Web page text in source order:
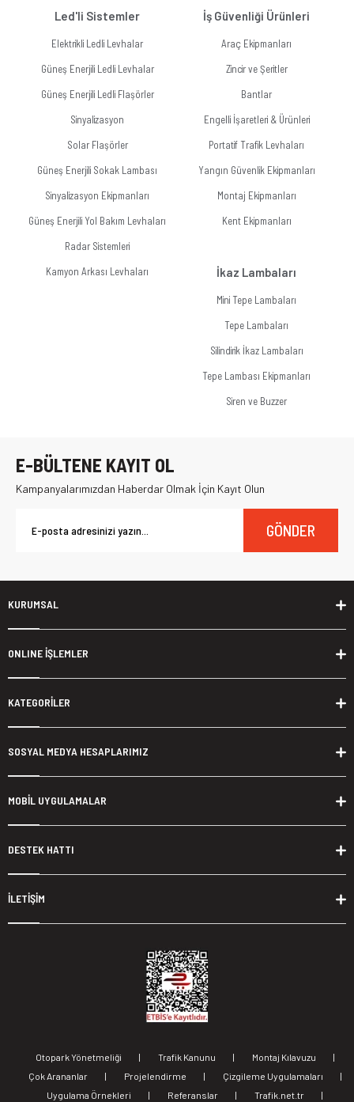
Led'li Sistemler
Elektrikli Ledli Levhalar
Güneş Enerjili Ledli Levhalar
Güneş Enerjili Ledli Flaşörler
Sinyalizasyon
Solar Flaşörler
Güneş Enerjili Sokak Lambası
Sinyalizasyon Ekipmanları
Güneş Enerjili Yol Bakım Levhaları
Radar Sistemleri
Kamyon Arkası Levhaları
İş Güvenliği Ürünleri
Araç Ekipmanları
Zincir ve Şeritler
Bantlar
Engelli İşaretleri & Ürünleri
Portatif Trafik Levhaları
Yangın Güvenlik Ekipmanları
Montaj Ekipmanları
Kent Ekipmanları
İkaz Lambaları
Mini Tepe Lambaları
Tepe Lambaları
Silindirik İkaz Lambaları
Tepe Lambası Ekipmanları
Siren ve Buzzer
E-BÜLTENE KAYIT OL
Kampanyalarımızdan Haberdar Olmak İçin Kayıt Olun
GÖNDER
KURUMSAL
ONLINE İŞLEMLER
KATEGORİLER
SOSYAL MEDYA HESAPLARIMIZ
MOBİL UYGULAMALAR
DESTEK HATTI
İLETİŞİM
Otopark Yönetmeliği | Trafik Kanunu | Montaj Kılavuzu
|
Çok Arananlar
| Projelendirme | Çizgileme Uygulamaları
|
Uygulama Örnekleri
| Referanslar | Trafik.net.tr |